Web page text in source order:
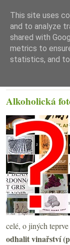
Alkoholická
celé, o jiných
odhalit vinařství
This site uses
and to analyze
shared with
metrics to
statistics, and